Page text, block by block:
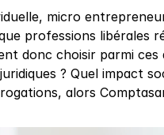
micro
professions libérales
donc choisir parmi
? Quel impact
alors